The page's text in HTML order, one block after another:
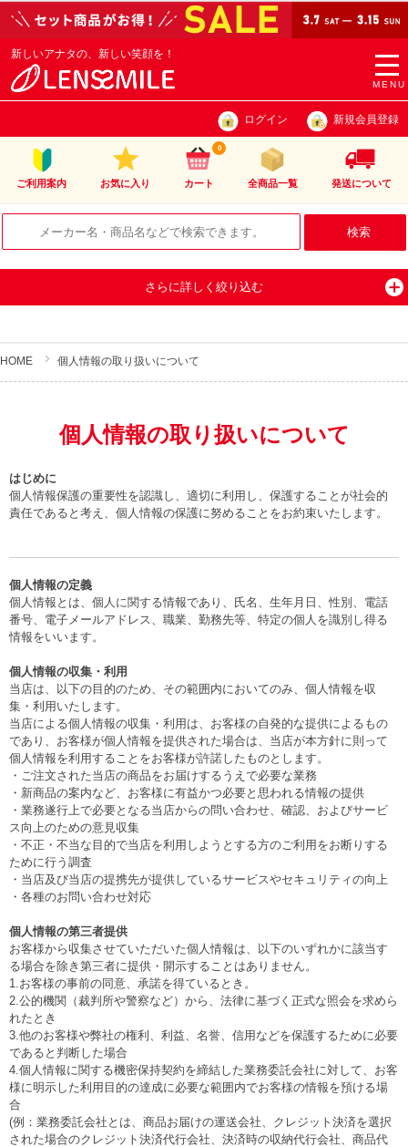
MENU
新しいアナタの、新しい笑顔を！
ログイン 新規会員登録
ご利用案内 お気に入り カート
0
全商品一覧 発送について
さらに詳しく絞り込む
HOME 個人情報の取り扱いについて
個人情報の取り扱いについて
はじめに
個人情報保護の重要性を認識し、適切に利用し、保護することが社会的
責任であると考え、個人情報の保護に努めることをお約束いたします。
個人情報の定義
個人情報とは、個人に関する情報であり、氏名、生年月日、性別、電話
番号、電子メールアドレス、職業、勤務先等、特定の個人を識別し得る
情報をいいます。
個人情報の収集・利用
当店は、以下の目的のため、その範囲内においてのみ、個人情報を収
集・利用いたします。
当店による個人情報の収集・利用は、お客様の自発的な提供によるもの
であり、お客様が個人情報を提供された場合は、当店が本方針に則って
個人情報を利用することをお客様が許諾したものとします。
・ご注文された当店の商品をお届けするうえで必要な業務
・新商品の案内など、お客様に有益かつ必要と思われる情報の提供
・業務遂行上で必要となる当店からの問い合わせ、確認、およびサービ
ス向上のための意見収集
・不正・不当な目的で当店を利用しようとする方のご利用をお断りする
ために行う調査
・当店及び当店の提携先が提供しているサービスやセキュリティの向上
・各種のお問い合わせ対応
個人情報の第三者提供
お客様から収集させていただいた個人情報は、以下のいずれかに該当す
る場合を除き第三者に提供・開示することはありません。
1.お客様の事前の同意、承諾を得ているとき。
2.公的機関（裁判所や警察など）から、法律に基づく正式な照会を求めら
れたとき
3.他のお客様や弊社の権利、利益、名誉、信用などを保護するために必要
であると判断した場合
4.個人情報に関する機密保持契約を締結した業務委託会社に対して、お客
様に明示した利用目的の達成に必要な範囲内でお客様の情報を預ける場
合
(例：業務委託会社とは、商品お届けの運送会社、クレジット決済を選択
された場合のクレジット決済代行会社、決済時の収納代行会社、商品代